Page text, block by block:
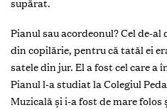
supărat.
Pianul sau acordeonul? Cel de-
din copilărie, pentru că tatăl ei
satele din jur. El a fost cel care a
Pianul l-a studiat la Colegiul
Muzicală și i-a fost de mare